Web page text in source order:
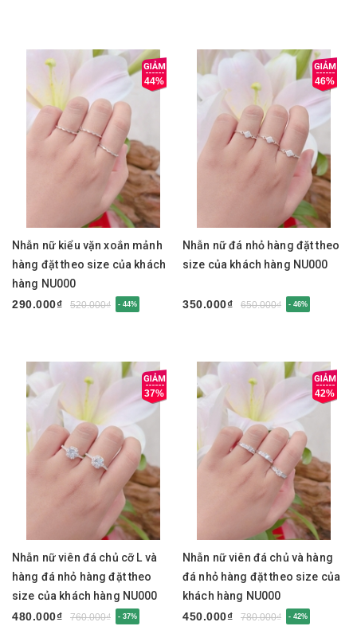
44%
Nhẫn nữ kiểu vặn xoắn mảnh
hàng đặt theo size của khách
hàng NU000
290.000₫
520.000₫ - 44%
46%
Nhẫn nữ đá nhỏ hàng đặt theo
size của khách hàng NU000
350.000₫ 650.000₫ - 46%
37%
Nhẫn nữ viên đá chủ cỡ L và
hàng đá nhỏ hàng đặt theo
size của khách hàng NU000
480.000₫
760.000₫ - 37%
42%
Nhẫn nữ viên đá chủ và hàng
đá nhỏ hàng đặt theo size của
khách hàng NU000
450.000₫
780.000₫ - 42%